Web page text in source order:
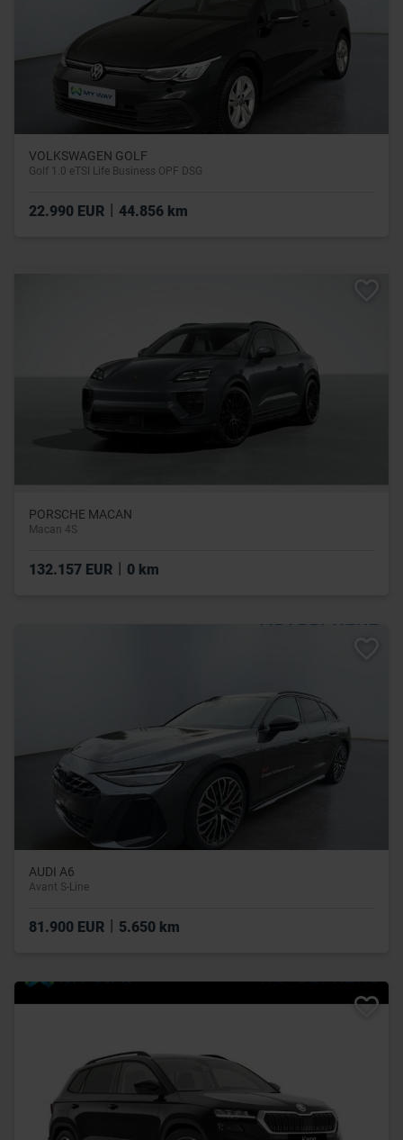
VOLKSWAGEN GOLF
Golf 1.0 eTSI Life Business OPF DSG
22.990 EUR 44.856 km
PORSCHE MACAN
Macan 4S
132.157 EUR | 0 km
AUDI A6
Avant S-Line
81.900 EUR 5.650 km